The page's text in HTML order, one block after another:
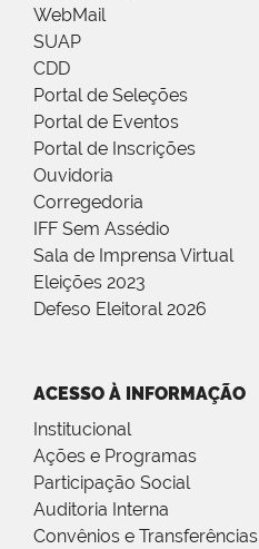
WebMail
SUAP
CDD
Portal de Seleções
Portal de Eventos
Portal de Inscrições
Ouvidoria
Corregedoria
IFF Sem Assédio
Sala de Imprensa Virtual
Eleições 2023
Defeso Eleitoral 2026
ACESSO À INFORMAÇÃO
Institucional
Ações e Programas
Participação Social
Auditoria Interna
Convênios e Transferências